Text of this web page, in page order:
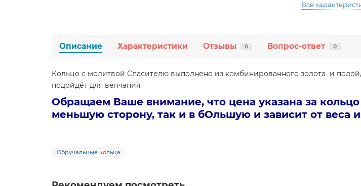
Все
Описание Характеристики Отзывы 0 Вопрос-ответ 0
Кольцо с молитвой Спасителю выполнено из комбинированного золота и
подойдёт для венчания.
Обращаем Ваше внимание, что цена указана за
меньшую сторону, так и в бОльшую и зависит от веса
Обручальные кольца